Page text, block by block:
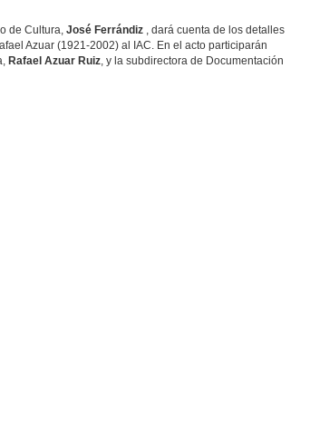
de Cultura, José Ferrándiz , dará cuenta de los detalles
Azuar (1921-2002) al IAC. En el acto participarán
Rafael Azuar Ruiz, y la subdirectora de Documentación